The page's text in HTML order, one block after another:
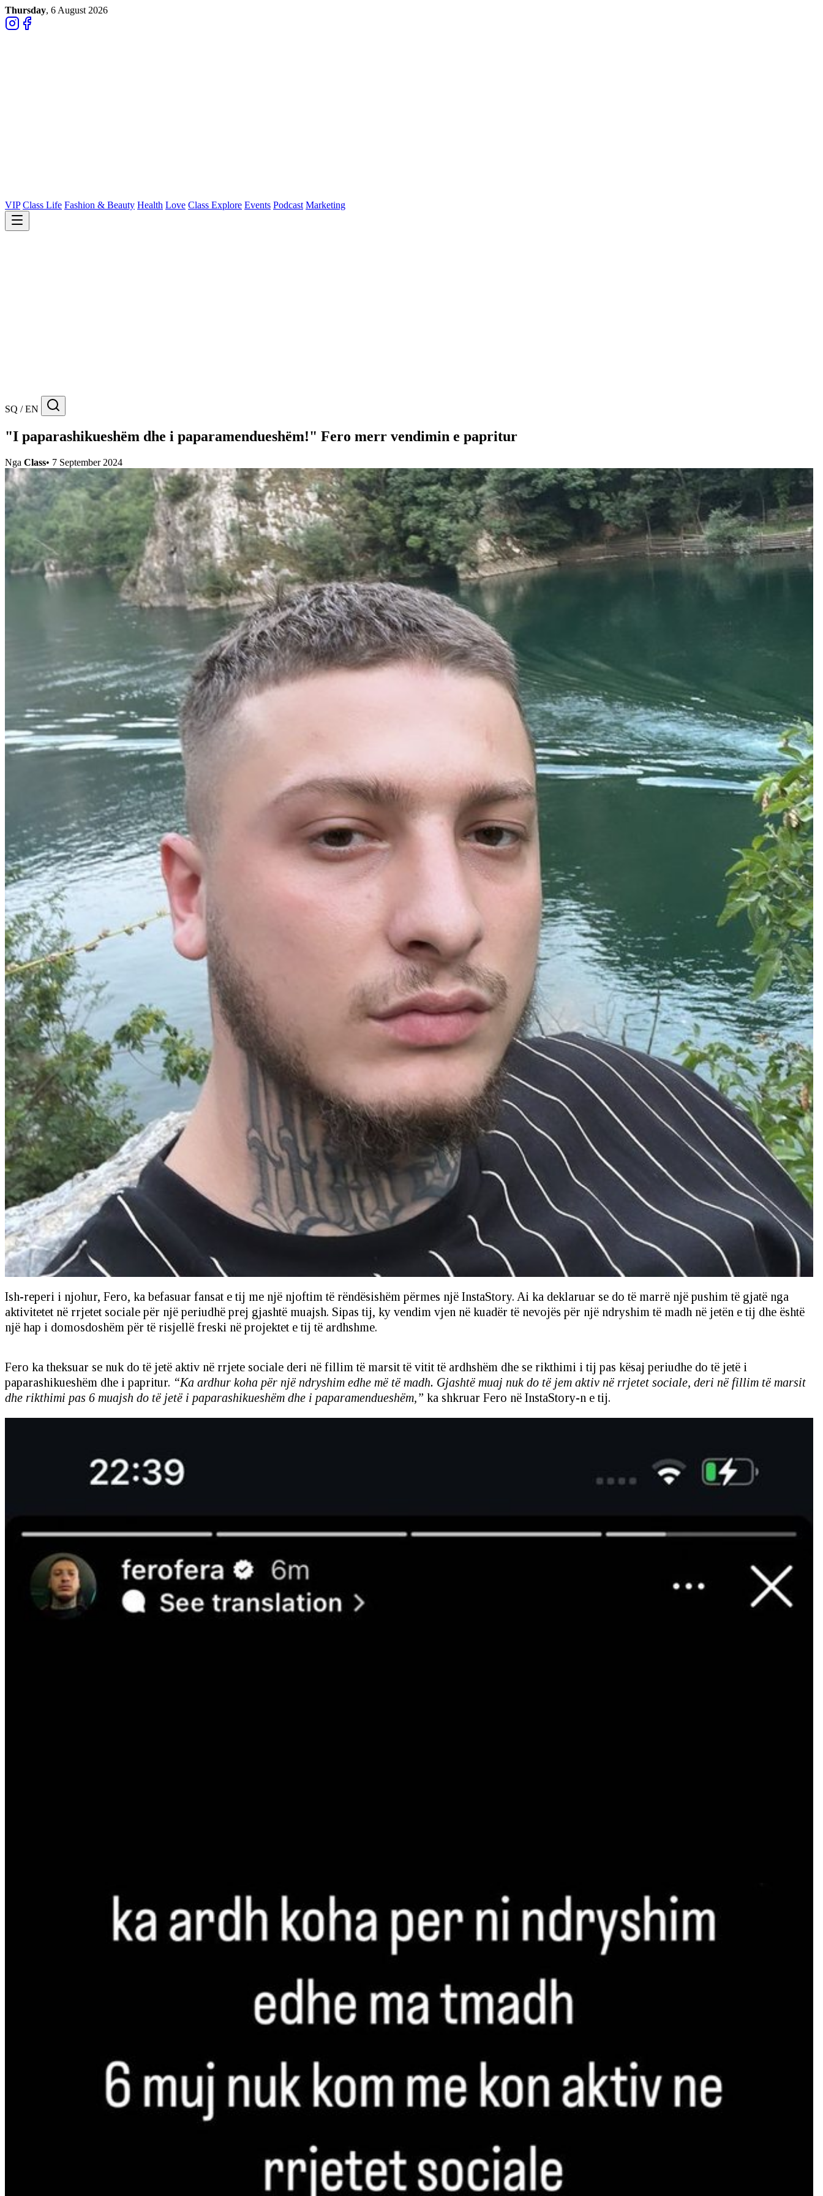
Thursday, 6 August 2026
VIP Class Life Fashion & Beauty Health Love Class Explore Events Podcast Marketing
SQ / EN
"I paparashikueshëm dhe i paparamendueshëm!" Fero merr vendimin e papritur
Nga Class• 7 September 2024
Ish-reperi i njohur, Fero, ka befasuar fansat e tij me një njoftim të rëndësishëm përmes një InstaStory. Ai ka deklaruar se do të marrë një pushim të gjatë nga
aktivitetet në rrjetet sociale për një periudhë prej gjashtë muajsh. Sipas tij, ky vendim vjen në kuadër të nevojës për një ndryshim të madh në jetën e tij dhe është
një hap i domosdoshëm për të risjellë freski në projektet e tij të ardhshme.
Fero ka theksuar se nuk do të jetë aktiv në rrjete sociale deri në fillim të marsit të vitit të ardhshëm dhe se rikthimi i tij pas kësaj periudhe do të jetë i
paparashikueshëm dhe i papritur. “Ka ardhur koha për një ndryshim edhe më të madh. Gjashtë muaj nuk do të jem aktiv në rrjetet sociale, deri në fillim të marsit
dhe rikthimi pas 6 muajsh do të jetë i paparashikueshëm dhe i paparamendueshëm,” ka shkruar Fero në InstaStory-n e tij.